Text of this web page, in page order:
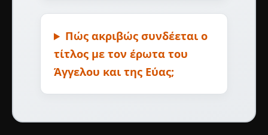
Πώς ακριβώς συνδέεται ο
τίτλος με τον έρωτα του
Άγγελου και της Εύας;